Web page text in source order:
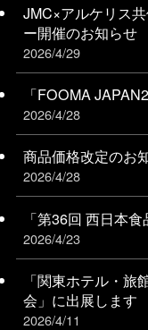
JMC×アルケリス
ー開催のお知らせ
2026/4/29
「FOOMA
2026/4/28
商品価格改定のお
2026/4/28
「第36回 西日本
2026/4/23
「関東ホテル・
会」に出展します
2026/4/11